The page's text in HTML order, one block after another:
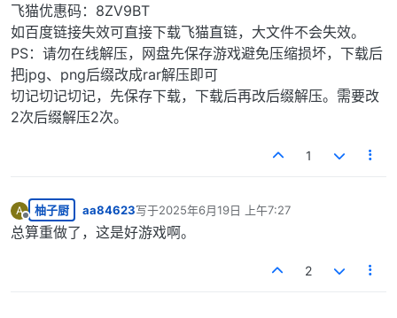
飞猫优惠码：8ZV9BT
如百度链接失效可直接下载飞猫直链，大文件不会失效。
PS：请勿在线解压，网盘先保存游戏避免压缩损坏，下载后
把jpg、png后缀改成rar解压即可
切记切记切记，先保存下载，下载后再改后缀解压。需要改
2次后缀解压2次。
1
A
离线
柚子厨 aa84623写于2025年6月19日 上午7:27
最后由 编辑
总算重做了，这是好游戏啊。
2